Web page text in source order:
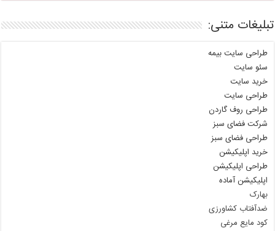
تبلیغات متنی:
طراحی سایت بیمه
سئو سایت
خرید سایت
طراحی سایت
طراحی روف گاردن
شرکت فضای سبز
طراحی فضای سبز
خرید اپلیکیشن
طراحی اپلیکیشن
اپلیکیشن آماده
بهارک
ضدآفتاب کشاورزی
کود مایع مرغی